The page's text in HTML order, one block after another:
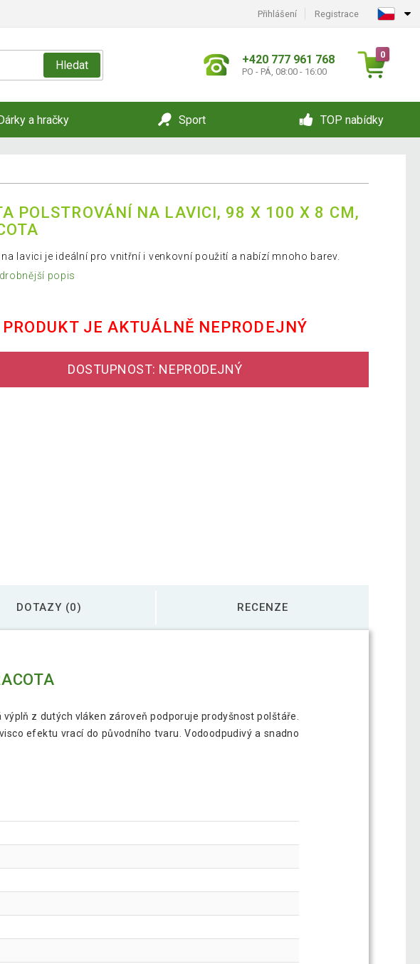
Přihlášení Registrace
Hledat +420 777 961 768
PO - PÁ, 08:00 - 16:00
0
a hračky Sport TOP nabídky
POLSTROVÁNÍ NA LAVICI, 98 X 100 X 8 CM,
lavici je ideální pro vnitřní i venkovní použití a nabízí mnoho barev.
popis
PRODUKT JE AKTUÁLNĚ NEPRODEJNÝ
DOSTUPNOST: NEPRODEJNÝ
DOTAZY (0) RECENZE
z dutých vláken zároveň podporuje prodyšnost polštáře.
efektu vrací do původního tvaru. Vodoodpudivý a snadno